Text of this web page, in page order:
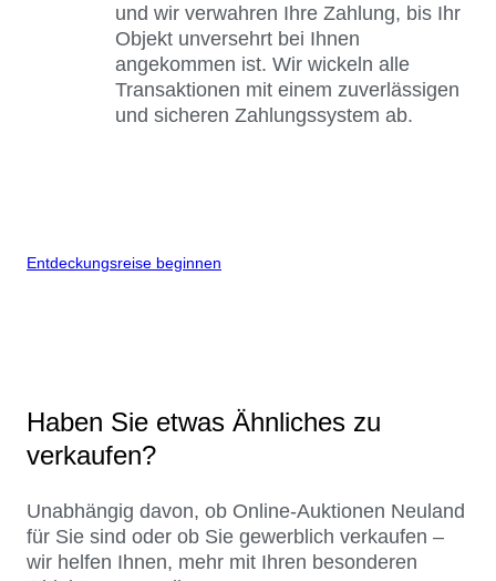
und wir verwahren Ihre Zahlung, bis Ihr
Objekt unversehrt bei Ihnen
angekommen ist. Wir wickeln alle
Transaktionen mit einem zuverlässigen
und sicheren Zahlungssystem ab.
Entdeckungsreise beginnen
Haben Sie etwas Ähnliches zu
verkaufen?
Unabhängig davon, ob Online-Auktionen Neuland
für Sie sind oder ob Sie gewerblich verkaufen –
wir helfen Ihnen, mehr mit Ihren besonderen